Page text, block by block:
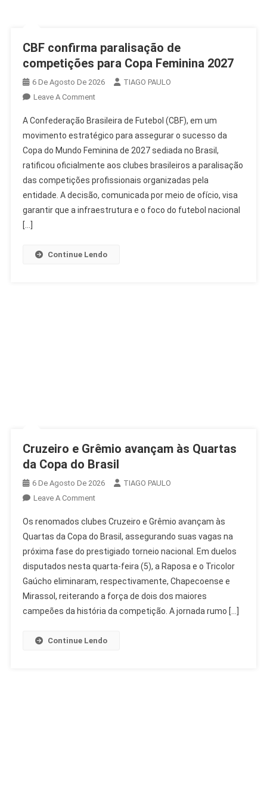
CBF confirma paralisação de
competições para Copa Feminina 2027
6 De Agosto De 2026
TIAGO PAULO
Leave A CommentOn
Confirma
Paralisação
De
Competições
Para
Copa
Feminina
A Confederação Brasileira de Futebol (CBF), em um
movimento estratégico para assegurar o sucesso da
Copa do Mundo Feminina de 2027 sediada no Brasil,
ratificou oficialmente aos clubes brasileiros a paralisação
das competições profissionais organizadas pela
entidade. A decisão, comunicada por meio de ofício, visa
garantir que a infraestrutura e o foco do futebol nacional
[…]
Continue Lendo
Cruzeiro e Grêmio avançam às Quartas
da Copa do Brasil
6 De Agosto De 2026
TIAGO PAULO
Leave A CommentOn
E
Grêmio
Avançam
Às
Quartas
Da
Copa
Os renomados clubes Cruzeiro e Grêmio avançam às
Quartas da Copa do Brasil, assegurando suas vagas na
próxima fase do prestigiado torneio nacional. Em duelos
disputados nesta quarta-feira (5), a Raposa e o Tricolor
Gaúcho eliminaram, respectivamente, Chapecoense e
Mirassol, reiterando a força de dois dos maiores
campeões da história da competição. A jornada rumo […]
Continue Lendo